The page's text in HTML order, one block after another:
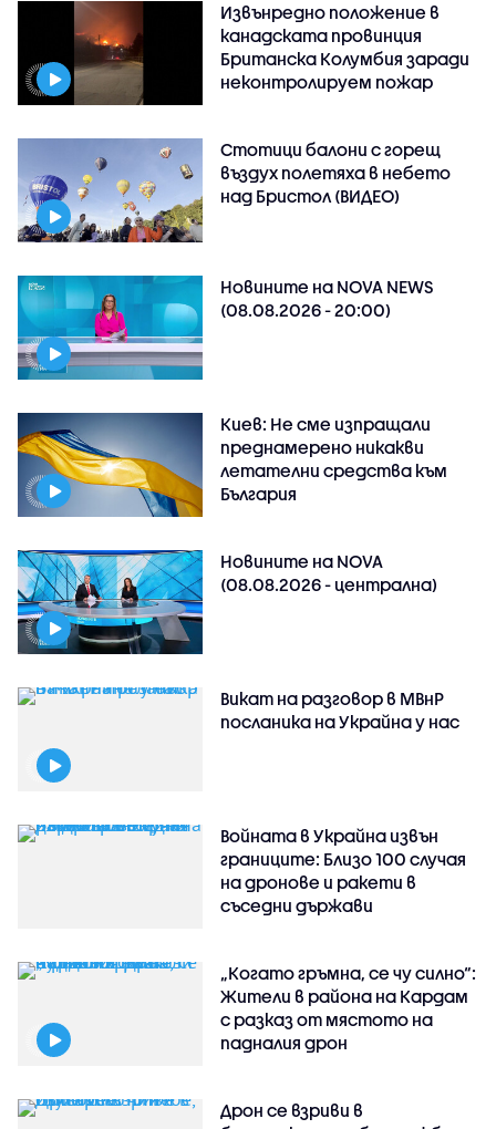
Извънредно положение в
канадската провинция
Британска Колумбия заради
неконтролируем пожар
Стотици балони с горещ
въздух полетяха в небето
над Бристол (ВИДЕО)
Новините на NOVA NEWS
(08.08.2026 - 20:00)
Киев: Не сме изпращали
преднамерено никакви
летателни средства към
България
Новините на NOVA
(08.08.2026 - централна)
Викат на разговор в МВнР
посланика на Украйна у нас
Войната в Украйна извън
границите: Близо 100 случая
на дронове и ракети в
съседни държави
„Когато гръмна, се чу силно“:
Жители в района на Кардам
с разказ от мястото на
падналия дрон
Дрон се взриви в